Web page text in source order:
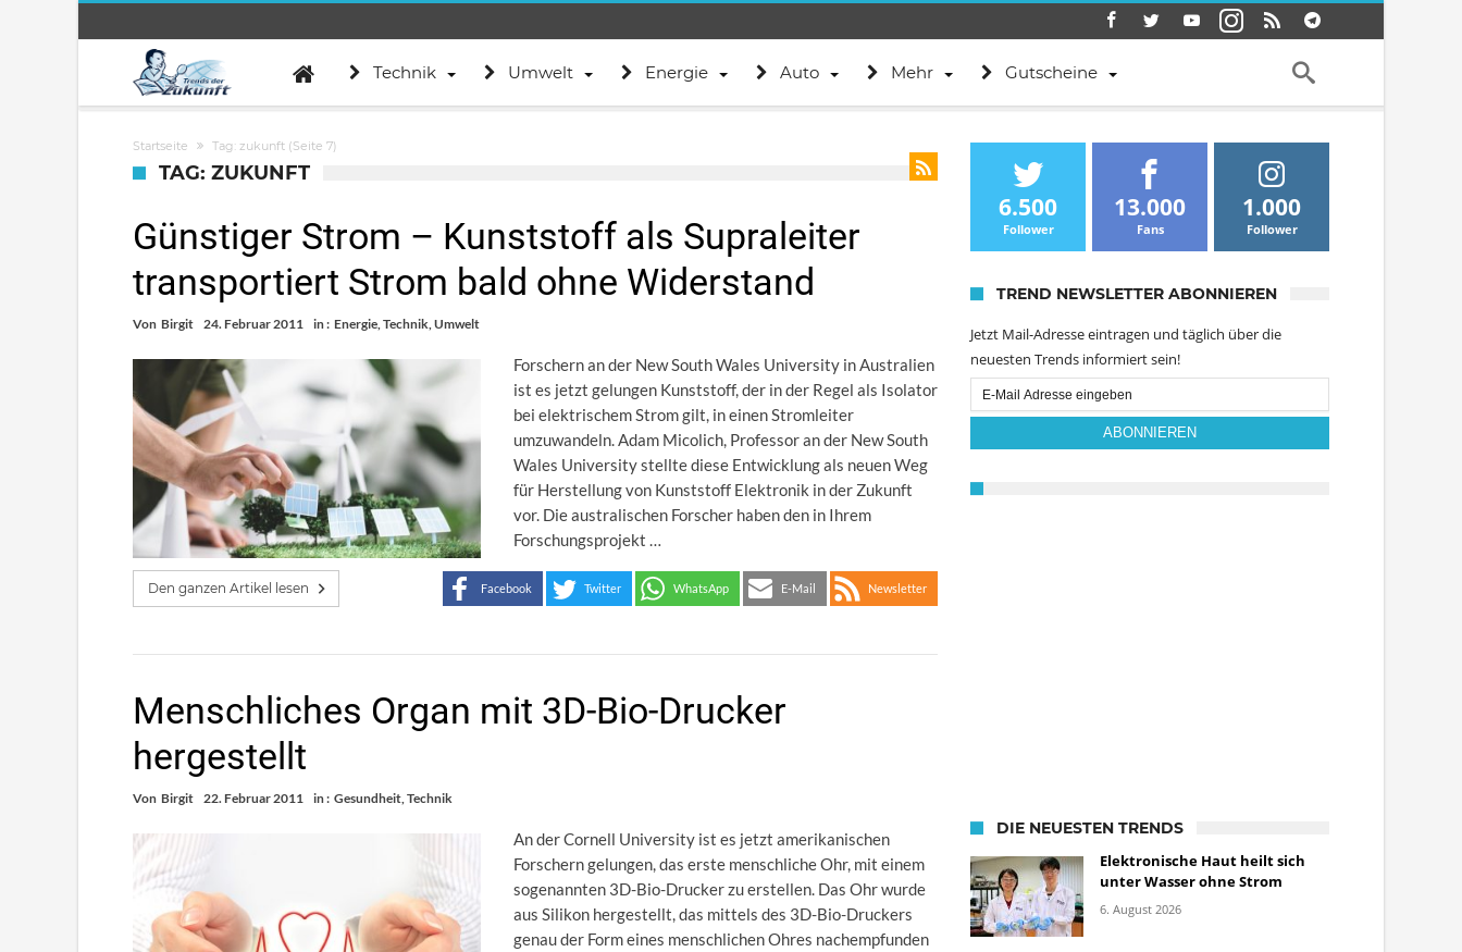
Technik Umwelt Energie Auto Mehr Gutscheine
Startseite Tag: zukunft (Seite 7)
TAG: ZUKUNFT
Günstiger Strom – Kunststoff als Supraleiter
transportiert Strom bald ohne Widerstand
Von Birgit 24. Februar 2011 in : Energie,Technik,Umwelt
Forschern an der New South Wales University in Australien
ist es jetzt gelungen Kunststoff, der in der Regel als Isolator
bei elektrischem Strom gilt, in einen Stromleiter
umzuwandeln. Adam Micolich, Professor an der New South
Wales University stellte diese Entwicklung als neuen Weg
für Herstellung von Kunststoff Elektronik in der Zukunft
vor. Die australischen Forscher haben den in Ihrem
Forschungsprojekt …
Den ganzen Artikel lesen Facebook Twitter WhatsApp E-Mail Newsletter
Menschliches Organ mit 3D-Bio-Drucker
hergestellt
Von Birgit 22. Februar 2011 in : Gesundheit,Technik
An der Cornell University ist es jetzt amerikanischen
Forschern gelungen, das erste menschliche Ohr, mit einem
sogenannten 3D-Bio-Drucker zu erstellen. Das Ohr wurde
aus Silikon hergestellt, das mittels des 3D-Bio-Druckers
genau der Form eines menschlichen Ohres nachempfunden
6.500
Follower
13.000
Fans
1.000
Follower
TREND NEWSLETTER ABONNIEREN
Jetzt Mail-Adresse eintragen und täglich über die
neuesten Trends informiert sein!
Email
Subscription
ABONNIEREN
DIE NEUESTEN TRENDS
Elektronische Haut heilt sich
unter Wasser ohne Strom
6. August 2026